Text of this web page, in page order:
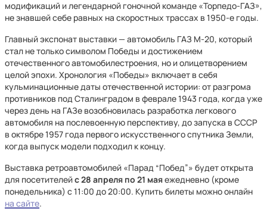
модификаций и легендарной гоночной команде «Торпедо-ГАЗ»,
не знавшей себе равных на скоростных трассах в 1950-е годы.
Главный экспонат выставки — автомобиль ГАЗ М-20, который
стал не только символом Победы и достижением
отечественного автомобилестроения, но и олицетворением
целой эпохи. Хронология «Победы» включает в себя
кульминационные даты отечественной истории: от разгрома
противников под Сталинградом в феврале 1943 года, когда уже
через день на ГАЗе возобновилась разработка легкового
автомобиля на послевоенную перспективу, до запуска в СССР
в октябре 1957 года первого искусственного спутника Земли,
когда выпуск модели подходил к концу.
Выставка ретроавтомобилей «Парад “Побед”» будет открыта
для посетителейс 28 апреля по 21 маяежедневно (кроме
понедельника) с 11:00 до 20:00. Купить билеты можно онлайн
на сайте.